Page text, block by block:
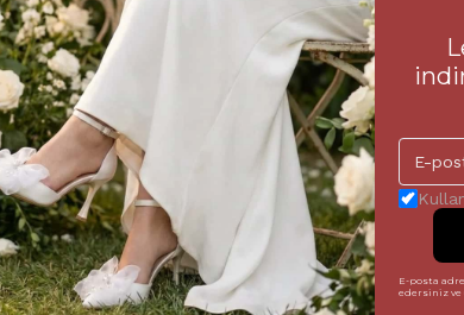
gün boyu size eşlik eden ayakkabılarınızın
Alışveriş sürecinizde yanılma payını
için hazırladığımız beden tablosuna
seçmek, hem ayakkabının formunu uzun
boyu zahmetsiz bir şıklık sergilemenize yardımcı
vererek, Letafia kalitesini her
tamamlayabilirsiniz. Unutmayın;
E-posta
edersiniz ve